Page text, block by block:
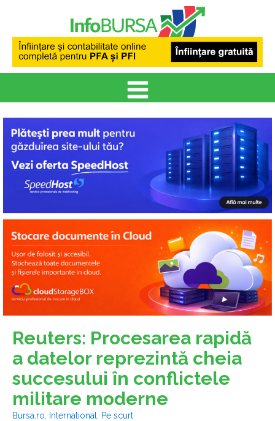
Reuters: Procesarea rapidă
a datelor reprezintă cheia
succesului în conflictele
militare moderne
Bursa.ro International
Pe scurt